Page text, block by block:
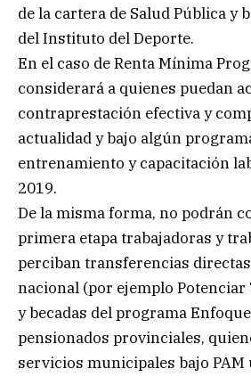
de la cartera de Salud Pública y
del Instituto del Deporte.
En el caso de Renta Mínima
considerará a quienes puedan
contraprestación efectiva y
actualidad y bajo algún
entrenamiento y capacitación
2019.
De la misma forma, no podrán
primera etapa trabajadoras y
perciban transferencias
nacional (por ejemplo Potenciar
y becadas del programa
pensionados provinciales,
servicios municipales bajo